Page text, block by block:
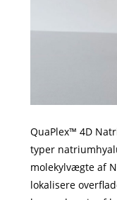
QuaPlex™ 4D
typer
molekylvægte af
lokalisere